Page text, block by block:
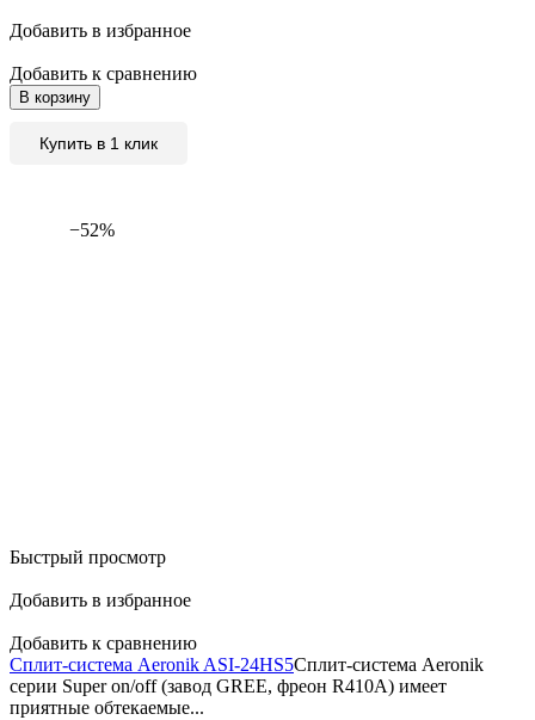
Добавить в избранное
Добавить к сравнению
В корзину
Купить в 1 клик
−52%
Быстрый просмотр
Добавить в избранное
Добавить к сравнению
Сплит-система Aeronik ASI-24HS5Сплит-система Aeronik
серии Super on/off (завод GREE, фреон R410A) имеет
приятные обтекаемые...